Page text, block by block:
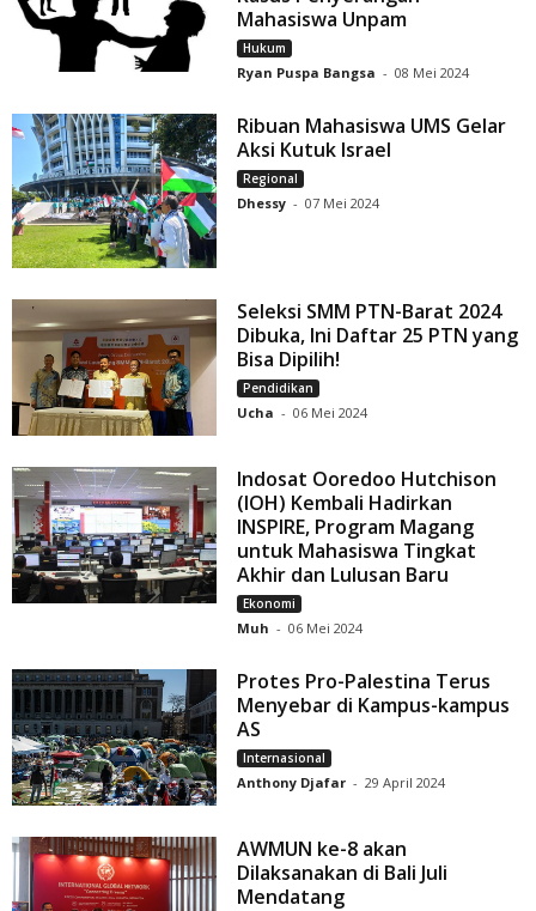
Mahasiswa Unpam
Hukum
Ryan Puspa Bangsa - 08 Mei 2024
Ribuan Mahasiswa UMS Gelar
Aksi Kutuk Israel
Regional
Dhessy - 07 Mei 2024
Seleksi SMM PTN-Barat 2024
Dibuka, Ini Daftar 25 PTN yang
Bisa Dipilih!
Pendidikan
Ucha - 06 Mei 2024
Indosat Ooredoo Hutchison
(IOH) Kembali Hadirkan
INSPIRE, Program Magang
untuk Mahasiswa Tingkat
Akhir dan Lulusan Baru
Ekonomi
Muh - 06 Mei 2024
Protes Pro-Palestina Terus
Menyebar di Kampus-kampus
AS
Internasional
Anthony Djafar - 29 April 2024
AWMUN ke-8 akan
Dilaksanakan di Bali Juli
Mendatang